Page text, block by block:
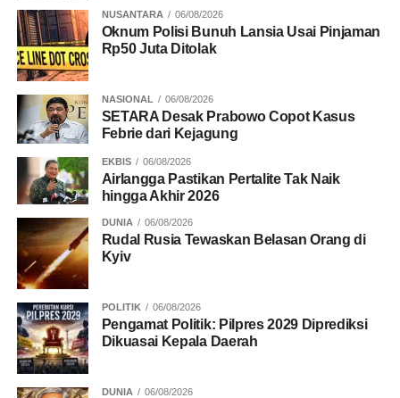
NUSANTARA 06/08/2026
Oknum Polisi Bunuh Lansia Usai Pinjaman
Rp50 Juta Ditolak
NASIONAL 06/08/2026
SETARA Desak Prabowo Copot Kasus
Febrie dari Kejagung
EKBIS 06/08/2026
Airlangga Pastikan Pertalite Tak Naik
hingga Akhir 2026
DUNIA 06/08/2026
Rudal Rusia Tewaskan Belasan Orang di
Kyiv
POLITIK 06/08/2026
Pengamat Politik: Pilpres 2029 Diprediksi
Dikuasai Kepala Daerah
DUNIA 06/08/2026